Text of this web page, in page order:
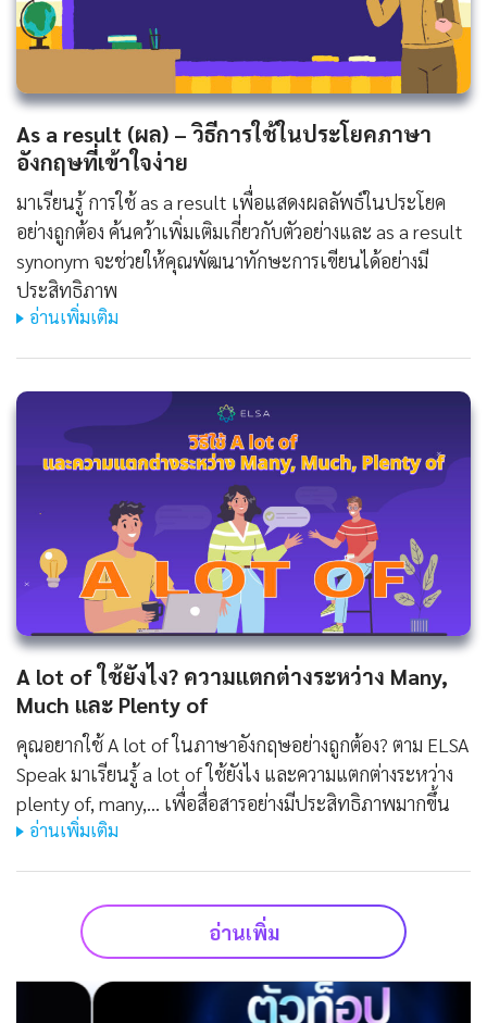
As a result (ผล) – วิธีการใช้ในประโยคภาษา
อังกฤษที่เข้าใจง่าย
มาเรียนรู้ การใช้ as a result เพื่อแสดงผลลัพธ์ในประโยค
อย่างถูกต้อง ค้นคว้าเพิ่มเติมเกี่ยวกับตัวอย่างและ as a result
synonym จะช่วยให้คุณพัฒนาทักษะการเขียนได้อย่างมี
ประสิทธิภาพ
อ่านเพิ่มเติม
A lot of ใช้ยังไง? ความแตกต่างระหว่าง Many,
Much และ Plenty of
คุณอยากใช้ A lot of ในภาษาอังกฤษอย่างถูกต้อง? ตาม ELSA
Speak มาเรียนรู้ a lot of ใช้ยังไง และความแตกต่างระหว่าง
plenty of, many,... เพื่อสื่อสารอย่างมีประสิทธิภาพมากขึ้น
อ่านเพิ่มเติม
อ่านเพิ่ม